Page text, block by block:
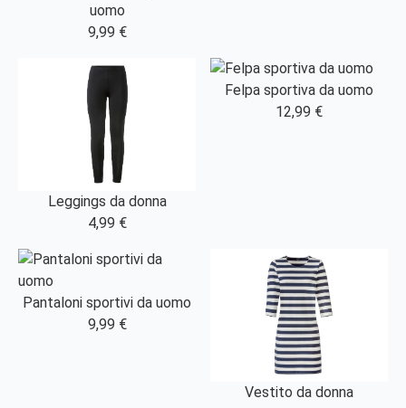
uomo
9,99 €
Leggings da donna
4,99 €
Felpa sportiva da uomo
12,99 €
Pantaloni sportivi da uomo
9,99 €
Vestito da donna